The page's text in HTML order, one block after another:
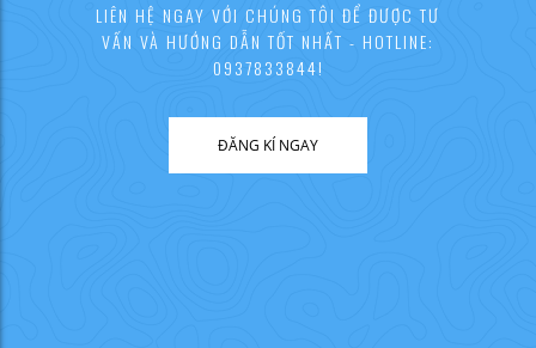
LIÊN HỆ NGAY VỚI CHÚNG TÔI ĐỂ ĐƯỢC TƯ
VẤN VÀ HƯỚNG DẪN TỐT NHẤT - HOTLINE:
0937833844!
ĐĂNG KÍ NGAY